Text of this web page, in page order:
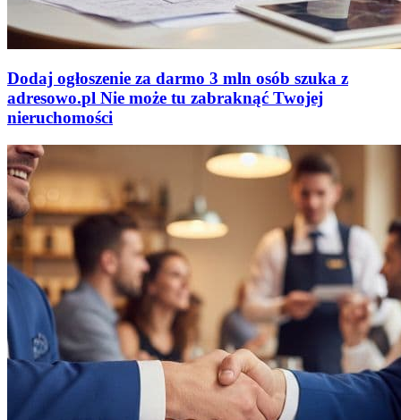
Dodaj ogłoszenie za darmo 3 mln osób szuka z
adresowo.pl Nie może tu zabraknąć Twojej
nieruchomości